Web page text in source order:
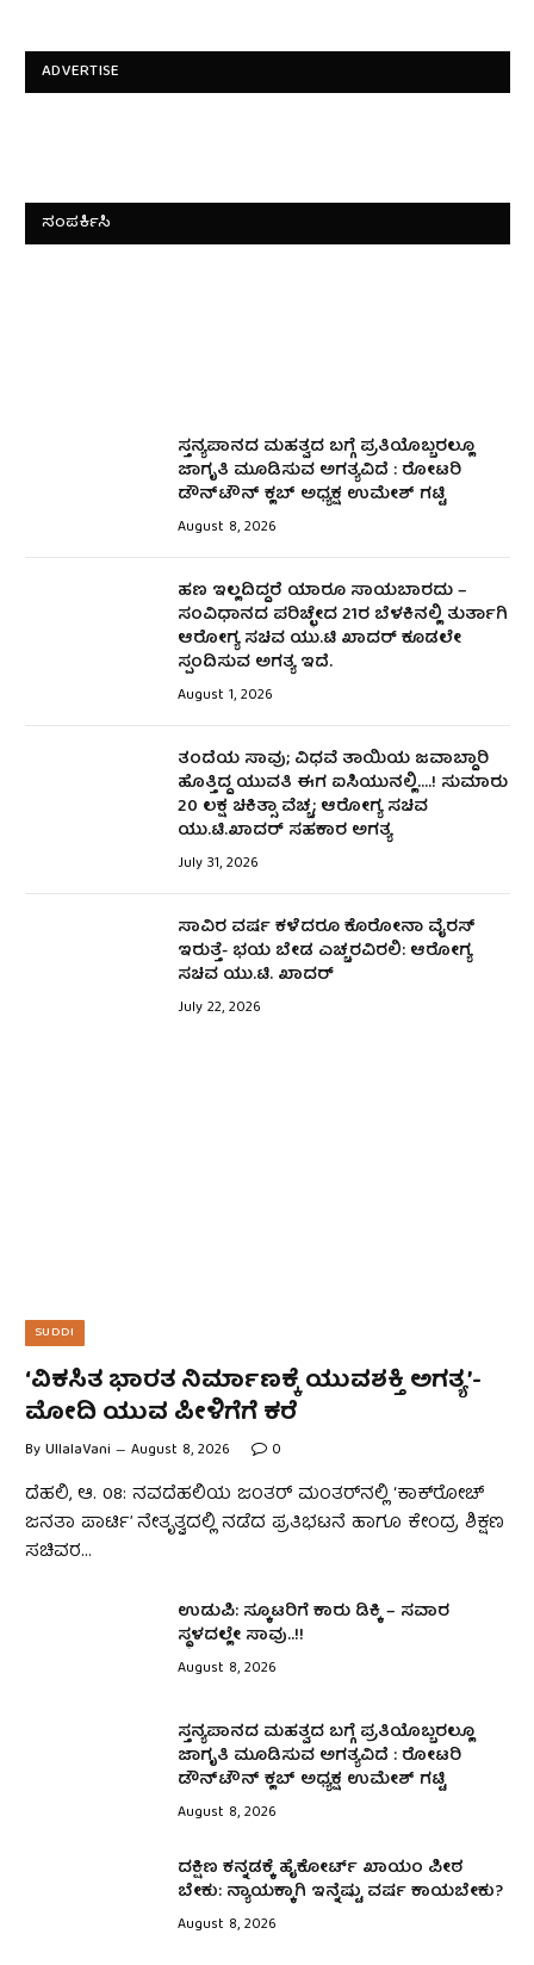
ADVERTISE
ಸಂಪರ್ಕಿಸಿ
ಸ್ತನ್ಯಪಾನದ ಮಹತ್ವದ ಬಗ್ಗೆ ಪ್ರತಿಯೊಬ್ಬರಲ್ಲೂ
ಜಾಗೃತಿ ಮೂಡಿಸುವ ಅಗತ್ಯವಿದೆ : ರೋಟರಿ
ಡೌನ್‌ಟೌನ್ ಕ್ಲಬ್ ಅಧ್ಯಕ್ಷ ಉಮೇಶ್‌ ಗಟ್ಟಿ
August 8, 2026
ಹಣ ಇಲ್ಲದಿದ್ದರೆ ಯಾರೂ ಸಾಯಬಾರದು –
ಸಂವಿಧಾನದ ಪರಿಚ್ಛೇದ 21ರ ಬೆಳಕಿನಲ್ಲಿ ತುರ್ತಾಗಿ
ಆರೋಗ್ಯ ಸಚಿವ ಯು.ಟಿ ಖಾದರ್ ಕೂಡಲೇ
ಸ್ಪಂದಿಸುವ ಅಗತ್ಯ ಇದೆ.
August 1, 2026
ತಂದೆಯ ಸಾವು; ವಿಧವೆ ತಾಯಿಯ ಜವಾಬ್ದಾರಿ
ಹೊತ್ತಿದ್ದ ಯುವತಿ ಈಗ ಐಸಿಯುನಲ್ಲಿ….! ಸುಮಾರು
₹20 ಲಕ್ಷ ಚಿಕಿತ್ಸಾ ವೆಚ್ಚ; ಆರೋಗ್ಯ ಸಚಿವ
ಯು.ಟಿ.ಖಾದರ್‌ ಸಹಕಾರ ಅಗತ್ಯ
July 31, 2026
ಸಾವಿರ ವರ್ಷ ಕಳೆದರೂ ಕೊರೋನಾ ವೈರಸ್
ಇರುತ್ತೆ- ಭಯ ಬೇಡ ಎಚ್ಚರವಿರಲಿ: ಆರೋಗ್ಯ
ಸಚಿವ ಯು.ಟಿ. ಖಾದರ್
July 22, 2026
SUDDI
‘ವಿಕಸಿತ ಭಾರತ ನಿರ್ಮಾಣಕ್ಕೆ ಯುವಶಕ್ತಿ ಅಗತ್ಯ’-
ಮೋದಿ ಯುವ ಪೀಳಿಗೆಗೆ ಕರೆ
ByUllalaVani August 8, 2026 0
ದೆಹಲಿ, ಆ. 08: ನವದೆಹಲಿಯ ಜಂತರ್ ಮಂತರ್‌ನಲ್ಲಿ ‘ಕಾಕ್‌ರೋಚ್
ಜನತಾ ಪಾರ್ಟಿ’ ನೇತೃತ್ವದಲ್ಲಿ ನಡೆದ ಪ್ರತಿಭಟನೆ ಹಾಗೂ ಕೇಂದ್ರ ಶಿಕ್ಷಣ
ಸಚಿವರ…
ಉಡುಪಿ: ಸ್ಕೂಟರಿಗೆ ಕಾರು ಡಿಕ್ಕಿ – ಸವಾರ
ಸ್ಥಳದಲ್ಲೇ ಸಾವು..!!
August 8, 2026
ಸ್ತನ್ಯಪಾನದ ಮಹತ್ವದ ಬಗ್ಗೆ ಪ್ರತಿಯೊಬ್ಬರಲ್ಲೂ
ಜಾಗೃತಿ ಮೂಡಿಸುವ ಅಗತ್ಯವಿದೆ : ರೋಟರಿ
ಡೌನ್‌ಟೌನ್ ಕ್ಲಬ್ ಅಧ್ಯಕ್ಷ ಉಮೇಶ್‌ ಗಟ್ಟಿ
August 8, 2026
ದಕ್ಷಿಣ ಕನ್ನಡಕ್ಕೆ ಹೈಕೋರ್ಟ್ ಖಾಯಂ ಪೀಠ
ಬೇಕು: ನ್ಯಾಯಕ್ಕಾಗಿ ಇನ್ನೆಷ್ಟು ವರ್ಷ ಕಾಯಬೇಕು?
August 8, 2026